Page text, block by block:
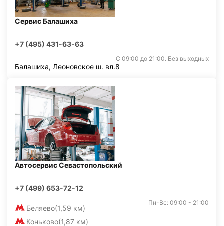
Сервис Балашиха
+7 (495) 431-63-63
С 09:00 до 21:00. Без выходных
Балашиха, Леоновское ш. вл.8
Автосервис Севастопольский
+7 (499) 653-72-12
Беляево(1,59 км)
Коньково(1,87 км)
Пн-Вс: 09:00 - 21:00